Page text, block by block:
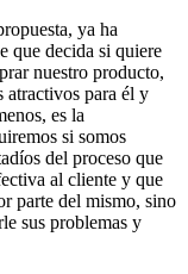
ya ha
que decida si quiere
nuestro producto,
atractivos para él y
es la
si somos
del proceso que
al cliente y que
parte del mismo, sino
sus problemas y